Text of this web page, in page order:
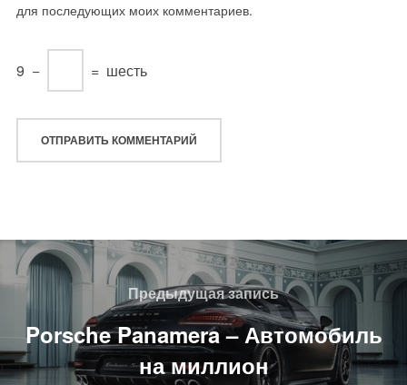
для последующих моих комментариев.
9 − = шесть
Навигация
по
записям
Предыдущая
запись
Предыдущая запись
Porsche Panamera – Автомобиль
на миллион